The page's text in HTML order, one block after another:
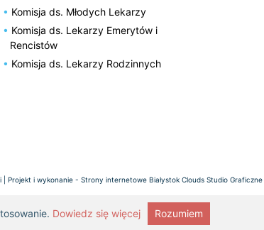
Komisja ds. Młodych Lekarzy
Komisja ds. Lekarzy Emerytów i
Rencistów
Komisja ds. Lekarzy Rodzinnych
| Projekt i wykonanie - Strony internetowe Białystok Clouds Studio Graficzne
Dowiedz się więcej Rozumiem